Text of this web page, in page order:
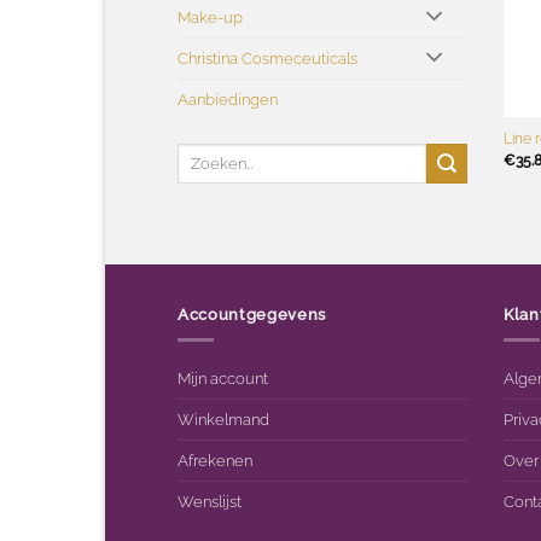
Make-up
Christina Cosmeceuticals
Aanbiedingen
Zoeken
Line
€
Accountgegevens
Mijn account
Winkelmand
Afrekenen
Wenslijst